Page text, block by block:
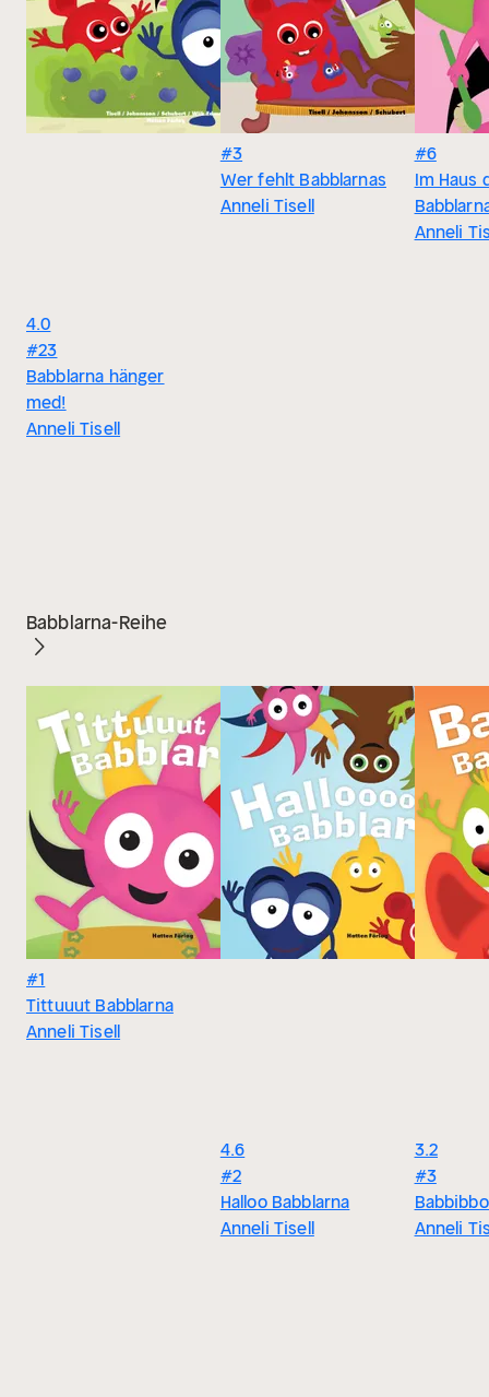
4.0
#23
Babblarna hänger
med!
Anneli Tisell
#3
Wer fehlt Babblarnas
Anneli Tisell
#6
Im Haus
Anneli
Babblarna-Reihe
#1
Tittuuut Babblarna
Anneli Tisell
4.6
#2
Halloo Babblarna
Anneli Tisell
3.2
#3
Anneli